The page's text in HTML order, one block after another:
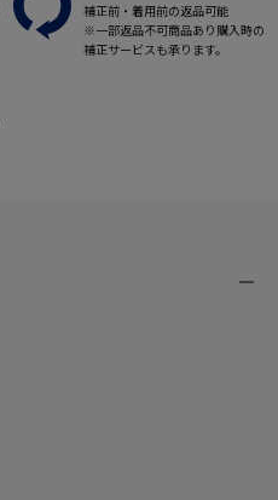
補正前・着用前の返品可能
※一部返品不可商品あり購入時の
補正サービスも承ります。